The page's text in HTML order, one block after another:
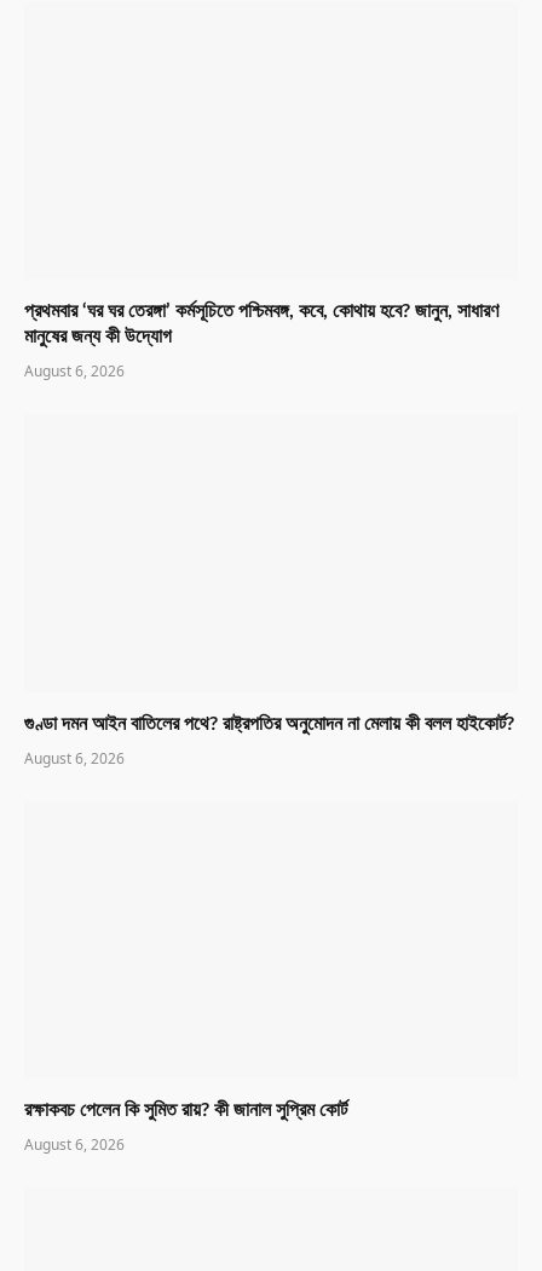
প্রথমবার ‘ঘর ঘর তেরঙ্গা’ কর্মসূচিতে পশ্চিমবঙ্গ, কবে, কোথায় হবে? জানুন, সাধারণ
মানুষের জন্য কী উদ্যোগ
August 6, 2026
গুণ্ডা দমন আইন বাতিলের পথে? রাষ্ট্রপতির অনুমোদন না মেলায় কী বলল হাইকোর্ট?
August 6, 2026
রক্ষাকবচ পেলেন কি সুমিত রায়? কী জানাল সুপ্রিম কোর্ট
August 6, 2026